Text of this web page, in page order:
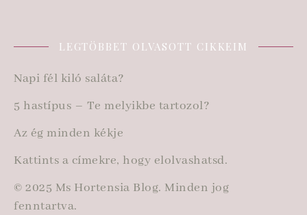
LEGTÖBBET OLVASOTT CIKKEIM
Napi fél kiló saláta?
5 hastípus – Te melyikbe tartozol?
Az ég minden kékje
Kattints a címekre, hogy elolvashatsd.
© 2025 Ms Hortensia Blog. Minden jog
fenntartva.